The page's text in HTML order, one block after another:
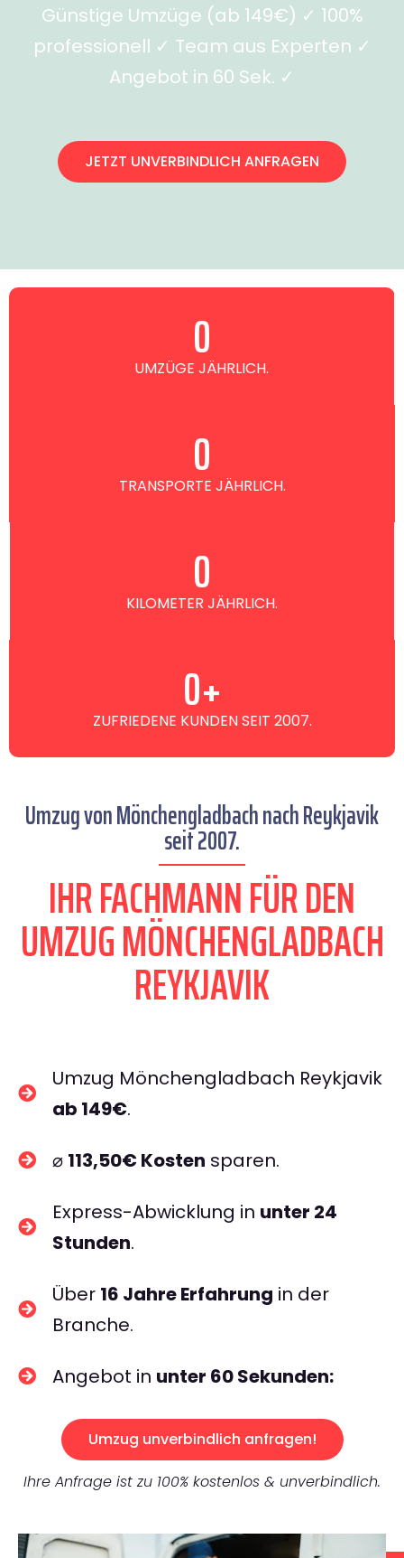
Günstige Umzüge (ab 149€) ✓ 100%
professionell ✓ Team aus Experten ✓
Angebot in 60 Sek. ✓
JETZT UNVERBINDLICH ANFRAGEN
UMZÜGE JÄHRLICH.
0
TRANSPORTE JÄHRLICH.
0
KILOMETER JÄHRLICH.
0
ZUFRIEDENE KUNDEN SEIT 2007.
0+
Umzug von Mönchengladbach nach Reykjavik
seit 2007.
IHR FACHMANN FÜR DEN
UMZUG MÖNCHENGLADBACH
REYKJAVIK
Umzug Mönchengladbach Reykjavik
ab 149€.
⌀ 113,50€ Kosten sparen.
Express-Abwicklung in unter 24
Stunden.
Über 16 Jahre Erfahrung in der
Branche.
Angebot in unter 60 Sekunden:
Umzug unverbindlich anfragen!
Ihre Anfrage ist zu 100% kostenlos & unverbindlich.